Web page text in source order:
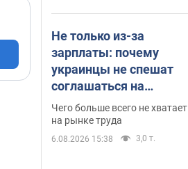
Не только из-за
зарплаты: почему
украинцы не спешат
соглашаться на
вакансии
Чего больше всего не хватает
на рынке труда
6.08.2026 15:38 3,0 т.